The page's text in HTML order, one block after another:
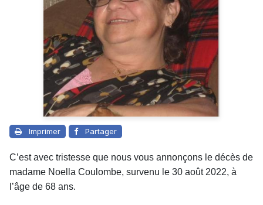
Imprimer Partager
C’est avec tristesse que nous vous annonçons le décès de
madame Noella Coulombe, survenu le 30 août 2022, à
l’âge de 68 ans.